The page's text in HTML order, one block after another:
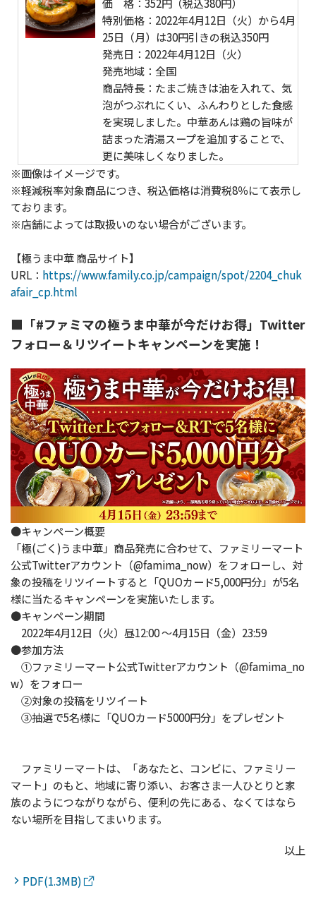
価 格：352円（税込380円）
特別価格：2022年4月12日（火）から4月
25日（月）は30円引きの税込350円
発売日：2022年4月12日（火）
発売地域：全国
商品特長：たまご焼きは油を入れて、気
泡がつぶれにくい、ふんわりとした食感
を実現しました。中華あんは鶏の旨味が
詰まった清湯スープを追加することで、
更に美味しくなりました。
※画像はイメージです。
※軽減税率対象商品につき、税込価格は消費税8％にて表示し
ております。
※店舗によっては取扱いのない場合がございます。
【極うま中華 商品サイト】
URL： https://www.family.co.jp/campaign/spot/2204_chuk
afair_cp.html
■「#ファミマの極うま中華が今だけお得」Twitter
フォロー＆リツイートキャンペーンを実施！
●キャンペーン概要
「極(ごく)うま中華」商品発売に合わせて、ファミリーマート
公式Twitterアカウント（@famima_now）をフォローし、対
象の投稿をリツイートすると「QUOカード5,000円分」が5名
様に当たるキャンペーンを実施いたします。
●キャンペーン期間
2022年4月12日（火）昼12:00 ～4月15日（金）23:59
●参加方法
①ファミリーマート公式Twitterアカウント（@famima_no
w）をフォロー
②対象の投稿をリツイート
③抽選で5名様に「QUOカード5000円分」をプレゼント
ファミリーマートは、「あなたと、コンビに、ファミリー
マート」のもと、地域に寄り添い、お客さま一人ひとりと家
族のようにつながりながら、便利の先にある、なくてはなら
ない場所を目指してまいります。
以上
PDF(1.3MB)